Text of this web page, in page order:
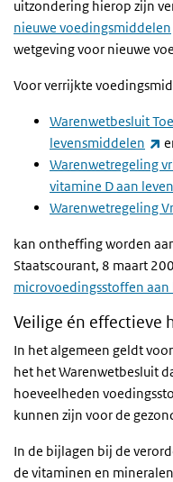
uitzondering hierop zijn
nieuwe voedingsmiddelen
wetgeving voor nieuwe
Voor verrijkte
Warenwetbesluit
levensmiddelen
Warenwetregeling
vitamine D aan
Warenwetregeling
kan ontheffing worden
Staatscourant, 8 maart
microvoedingsstoffen
Veilige én effectieve
In het algemeen geldt
het hetWarenwetbesluit
hoeveelheden
kunnen zijn voor de
In de bijlagen bij de
de vitaminen en